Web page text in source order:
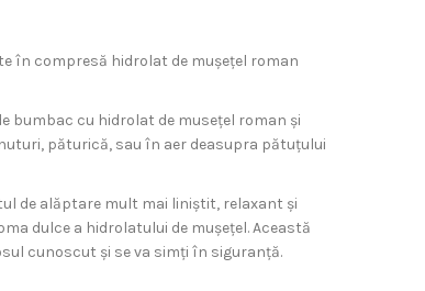
în compresă hidrolat de mușețel roman
bumbac cu hidrolat de musețel roman și
păturică, sau în aer deasupra pătuțului
de alăptare mult mai liniștit, relaxant și
dulce a hidrolatului de mușețel. Această
cunoscut și se va simți în siguranță.